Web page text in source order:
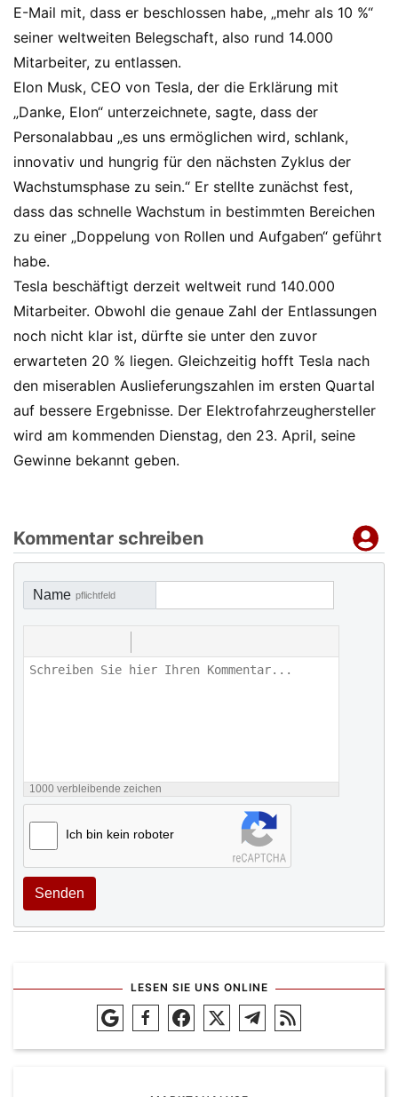
E-Mail mit, dass er beschlossen habe, „mehr als 10 %“
seiner weltweiten Belegschaft, also rund 14.000
Mitarbeiter, zu entlassen.
Elon Musk, CEO von Tesla, der die Erklärung mit
„Danke, Elon“ unterzeichnete, sagte, dass der
Personalabbau „es uns ermöglichen wird, schlank,
innovativ und hungrig für den nächsten Zyklus der
Wachstumsphase zu sein.“ Er stellte zunächst fest,
dass das schnelle Wachstum in bestimmten Bereichen
zu einer „Doppelung von Rollen und Aufgaben“ geführt
habe.
Tesla beschäftigt derzeit weltweit rund 140.000
Mitarbeiter. Obwohl die genaue Zahl der Entlassungen
noch nicht klar ist, dürfte sie unter den zuvor
erwarteten 20 % liegen. Gleichzeitig hofft Tesla nach
den miserablen Auslieferungszahlen im ersten Quartal
auf bessere Ergebnisse. Der Elektrofahrzeughersteller
wird am kommenden Dienstag, den 23. April, seine
Gewinne bekannt geben.
Kommentar schreiben
Name pflichtfeld
1000 verbleibende zeichen
Ich bin kein roboter
Senden
LESEN SIE UNS ONLINE